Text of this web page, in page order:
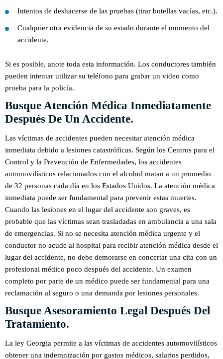
Intentos de deshacerse de las pruebas (tirar botellas vacías, etc.).
Cualquier otra evidencia de su estado durante el momento del
accidente.
Si es posible, anote toda esta información. Los conductores también
pueden intentar utilizar su teléfono para grabar un video como
prueba para la policía.
Busque Atención Médica Inmediatamente
Después De Un Accidente.
Las víctimas de accidentes pueden necesitar atención médica
inmediata debido a lesiones catastróficas. Según los Centros para el
Control y la Prevención de Enfermedades, los accidentes
automovilísticos relacionados con el alcohol matan a un promedio
de 32 personas cada día en los Estados Unidos. La atención médica
inmediata puede ser fundamental para prevenir estas muertes.
Cuando las lesiones en el lugar del accidente son graves, es
probable que las víctimas sean trasladadas en ambulancia a una sala
de emergencias. Si no se necesita atención médica urgente y el
conductor no acude al hospital para recibir atención médica desde el
lugar del accidente, no debe demorarse en concertar una cita con un
profesional médico poco después del accidente. Un examen
completo por parte de un médico puede ser fundamental para una
reclamación al seguro o una demanda por lesiones personales.
Busque Asesoramiento Legal Después Del
Tratamiento.
La ley Georgia permite a las víctimas de accidentes automovilísticos
obtener una indemnización por gastos médicos, salarios perdidos,